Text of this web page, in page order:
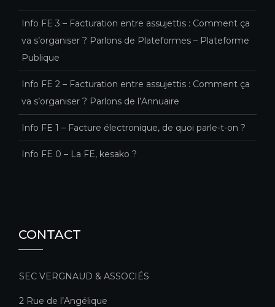
Info FE 3 – Facturation entre assujettis : Comment ça
va s’organiser ? Parlons de Plateformes – Plateforme
Publique
Info FE 2 – Facturation entre assujettis : Comment ça
va s’organiser ? Parlons de l’Annuaire
Info FE 1 – Facture électronique, de quoi parle-t-on ?
Info FE 0 – La FE, kesako ?
CONTACT
SEC VERGNAUD & ASSOCIÉS
2 Rue de l’Angélique